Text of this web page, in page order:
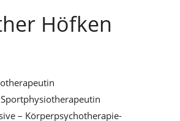
Höfken
– Körperpsychotherapie-